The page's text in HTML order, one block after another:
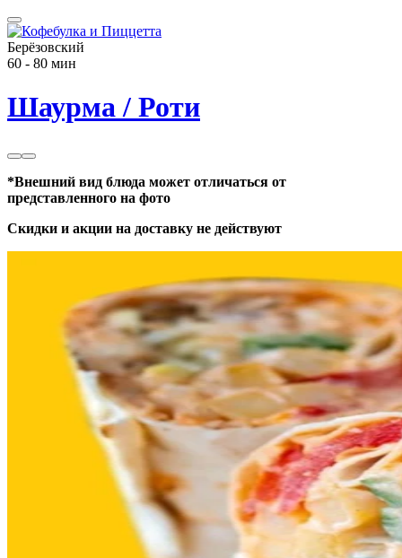
Берёзовский
60 - 80 мин
Шаурма / Роти
*Внешний вид блюда может отличаться от
представленного на фото
Скидки и акции на доставку не действуют